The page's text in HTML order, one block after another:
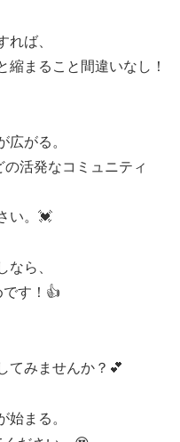
れば、
縮まること間違いなし！
広がる。
活発なコミュニティ
い。💓
なら、
す！👍
てみませんか？💕
始まる。